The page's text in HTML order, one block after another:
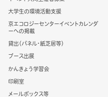
大学生の環境活動支援
京エコロジーセンターイベントカレンダ
ーへの掲載
貸出（パネル・紙芝居等）
ブース出展
かんきょう学習会
印刷室
メールボックス等